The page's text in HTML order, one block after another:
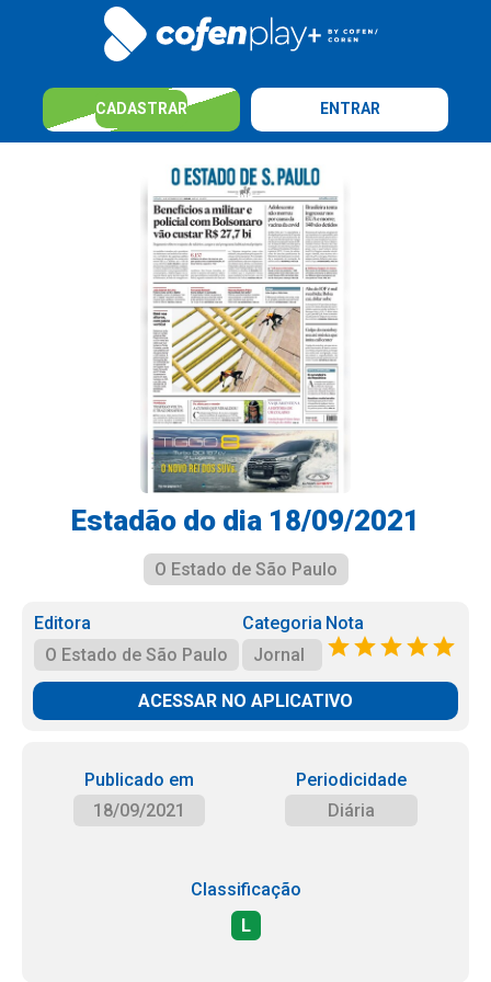
CADASTRAR ENTRAR
Estadão do dia 18/09/2021
O Estado de São Paulo
Editora
O Estado de São Paulo
Categoria
Jornal
Nota
ACESSAR NO APLICATIVO
Publicado em
18/09/2021
Periodicidade
Diária
Classificação
L